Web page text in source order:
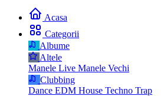
Acasa
Categorii
Albume
Altele
Manele Live Manele Vechi
Clubbing
Dance EDM House Techno Trap